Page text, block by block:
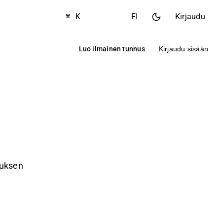
⌘ K FI Kirjaudu
Luo ilmainen tunnus Kirjaudu sisään